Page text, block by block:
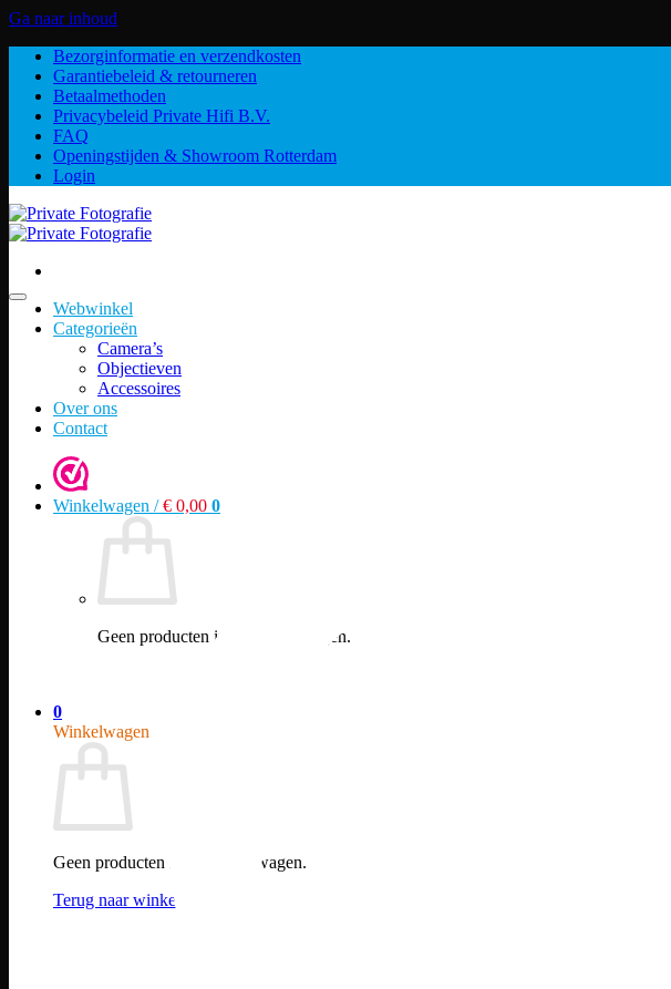
Ga naar inhoud
Bezorginformatie en verzendkosten
Garantiebeleid & retourneren
Betaalmethoden
Privacybeleid Private Hifi B.V.
FAQ
Openingstijden & Showroom Rotterdam
Login
Webwinkel
Categorieën
Camera’s
Objectieven
Accessoires
Over ons
Contact
Winkelwagen /€ 0,00 0
Geen producten in de winkelwagen.
0
Winkelwagen
Geen producten in de winkelwagen.
Terug naar winkel